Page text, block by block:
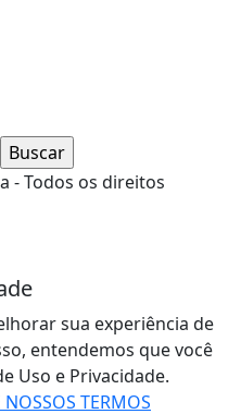
- Todos os direitos
sua experiência de
entendemos que você
Uso e Privacidade.
NOSSOS TERMOS